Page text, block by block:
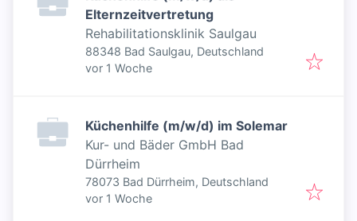
Elternzeitvertretung
Rehabilitationsklinik Saulgau
88348 Bad Saulgau, Deutschland
Veröffentlicht
vor 1 Woche
Küchenhilfe (m/w/d) im Solemar
Kur- und Bäder GmbH Bad
Dürrheim
78073 Bad Dürrheim, Deutschland
Veröffentlicht
vor 1 Woche